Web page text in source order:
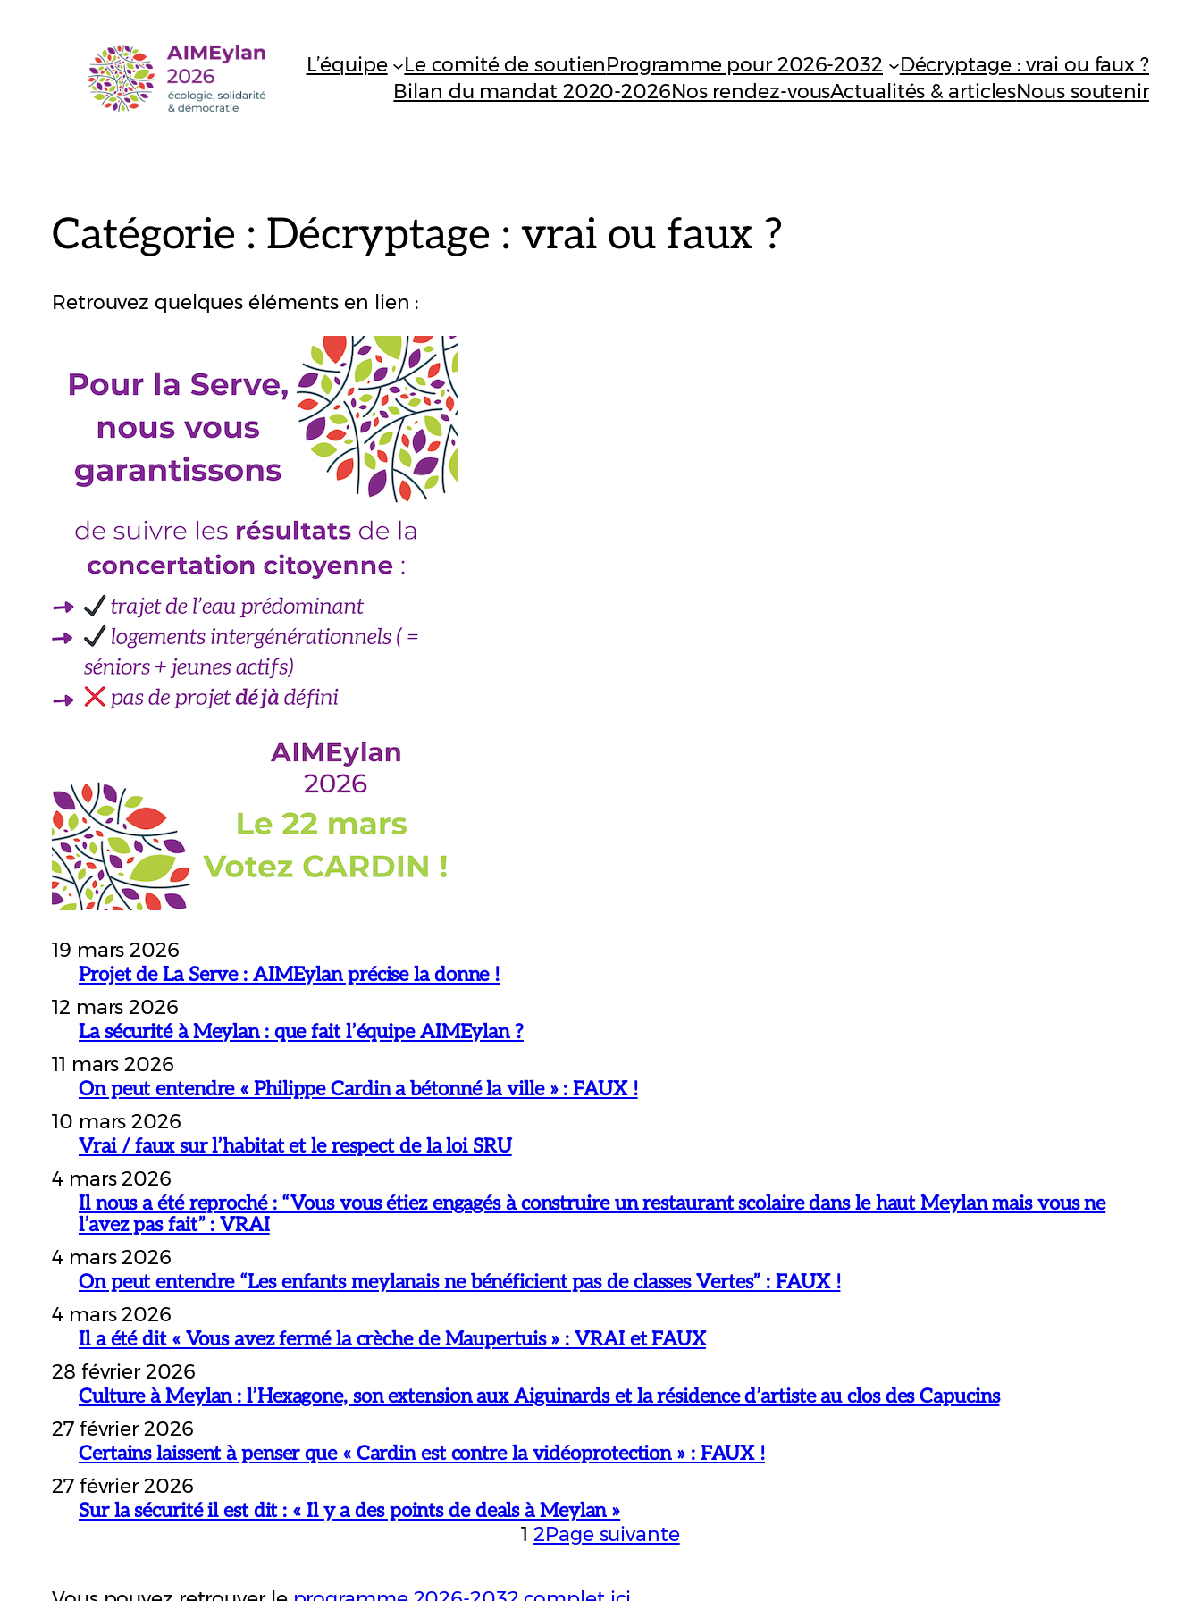
L’équipe Le comité de soutienProgramme pour 2026-2032
Décryptage : vrai ou faux ?
Bilan du mandat 2020-2026Nos rendez-vousActualités & articlesNous soutenir
Catégorie : Décryptage : vrai ou faux ?
Retrouvez quelques éléments en lien :
19 mars 2026
Projet de La Serve : AIMEylan précise la donne !
12 mars 2026
La sécurité à Meylan : que fait l’équipe AIMEylan ?
11 mars 2026
On peut entendre « Philippe Cardin a bétonné la ville » : FAUX !
10 mars 2026
Vrai / faux sur l’habitat et le respect de la loi SRU
4 mars 2026
Il nous a été reproché : “Vous vous étiez engagés à construire un restaurant scolaire dans le haut Meylan mais vous ne
l’avez pas fait” : VRAI
4 mars 2026
On peut entendre “Les enfants meylanais ne bénéficient pas de classes Vertes” : FAUX !
4 mars 2026
Il a été dit « Vous avez fermé la crèche de Maupertuis » : VRAI et FAUX
28 février 2026
Culture à Meylan : l’Hexagone, son extension aux Aiguinards et la résidence d’artiste au clos des Capucins
27 février 2026
Certains laissent à penser que « Cardin est contre la vidéoprotection » : FAUX !
27 février 2026
Sur la sécurité il est dit : « Il y a des points de deals à Meylan »
1 2Page suivante